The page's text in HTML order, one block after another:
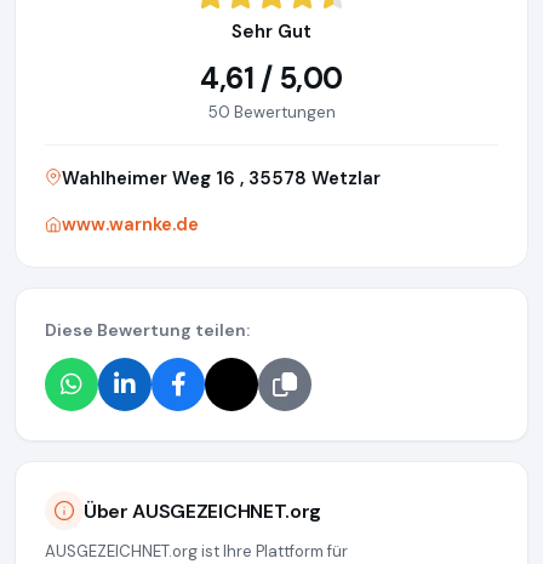
Sehr Gut
4,61 / 5,00
50 Bewertungen
Wahlheimer Weg 16 , 35578 Wetzlar
www.warnke.de
Diese Bewertung teilen:
Über AUSGEZEICHNET.org
AUSGEZEICHNET.org ist Ihre Plattform für